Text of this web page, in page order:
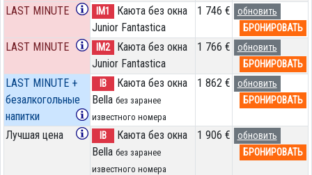
LAST MINUTE IM1
Каюта без окна
Junior Fantastica
1 746 €
обновить
БРОНИРОВАТЬ
LAST MINUTE IM2
Каюта без окна
Junior Fantastica
1 766 €
обновить
БРОНИРОВАТЬ
LAST MINUTE +
безалкогольные
напитки
IB
Каюта без окна
Bella без заранее
известного номера
1 862 €
обновить
БРОНИРОВАТЬ
Лучшая цена IB
Каюта без окна
Bella без заранее
известного номера
1 906 €
обновить
БРОНИРОВАТЬ